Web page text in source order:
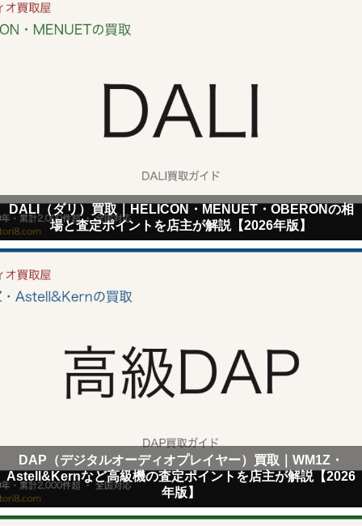
DALI（ダリ）買取｜HELICON・MENUET・OBERONの相
場と査定ポイントを店主が解説【2026年版】
DAP（デジタルオーディオプレイヤー）買取｜WM1Z・
Astell&Kernなど高級機の査定ポイントを店主が解説【2026
年版】